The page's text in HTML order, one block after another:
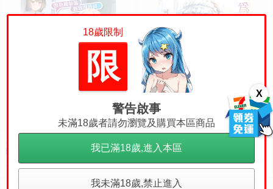
X
妹對我很冷淡 所以只好內射她的
好朋友（全） 作者： あきさかや
もか
售價 266
員林卡通⭐️【青文漫畫】為了侍奉
您（全） 作者： 可座ミドリ
售價 314
18歲限制
限
警告啟事
未滿18歲者請勿瀏覽及購買本區商品
我已滿18歲,進入本區
我未滿18歲,禁止進入